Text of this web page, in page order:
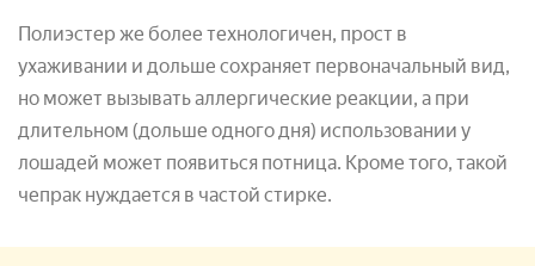
Полиэстер же более технологичен, прост в
ухаживании и дольше сохраняет первоначальный вид,
но может вызывать аллергические реакции, а при
длительном (дольше одного дня) использовании у
лошадей может появиться потница. Кроме того, такой
чепрак нуждается в частой стирке.